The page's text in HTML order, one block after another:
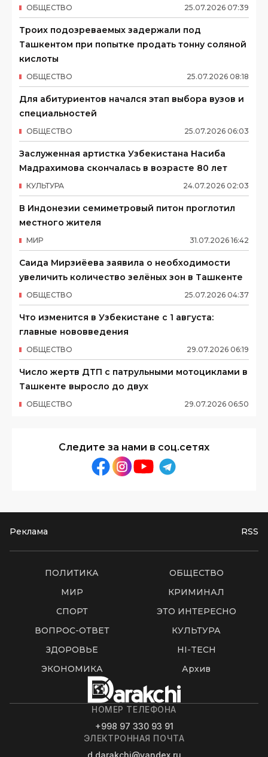
25.07.2026 07:39
ОБЩЕСТВО
Троих подозреваемых задержали под
Ташкентом при попытке продать тонну соляной
кислоты
25.07.2026 08:18
ОБЩЕСТВО
Для абитуриентов начался этап выбора вузов и
специальностей
25.07.2026 06:03
ОБЩЕСТВО
Заслуженная артистка Узбекистана Насиба
Мадрахимова скончалась в возрасте 80 лет
24.07.2026 02:03
КУЛЬТУРА
В Индонезии семиметровый питон проглотил
местного жителя
31.07.2026 16:42
МИР
Саида Мирзиёева заявила о необходимости
увеличить количество зелёных зон в Ташкенте
25.07.2026 04:37
ОБЩЕСТВО
Что изменится в Узбекистане с 1 августа:
главные нововведения
29.07.2026 06:19
ОБЩЕСТВО
Число жертв ДТП с патрульными мотоциклами в
Ташкенте выросло до двух
29.07.2026 06:50
ОБЩЕСТВО
Следите за нами в соц.сетях
Реклама RSS
ПОЛИТИКА
ОБЩЕСТВО
МИР
КРИМИНАЛ
СПОРТ
ЭТО ИНТЕРЕСНО
ВОПРОС-ОТВЕТ
КУЛЬТУРА
ЗДОРОВЬЕ
HI-TECH
ЭКОНОМИКА
Архив
НОМЕР ТЕЛЕФОНА
+998 97 330 93 91
ЭЛЕКТРОННАЯ ПОЧТА
d.darakchi@yandex.ru